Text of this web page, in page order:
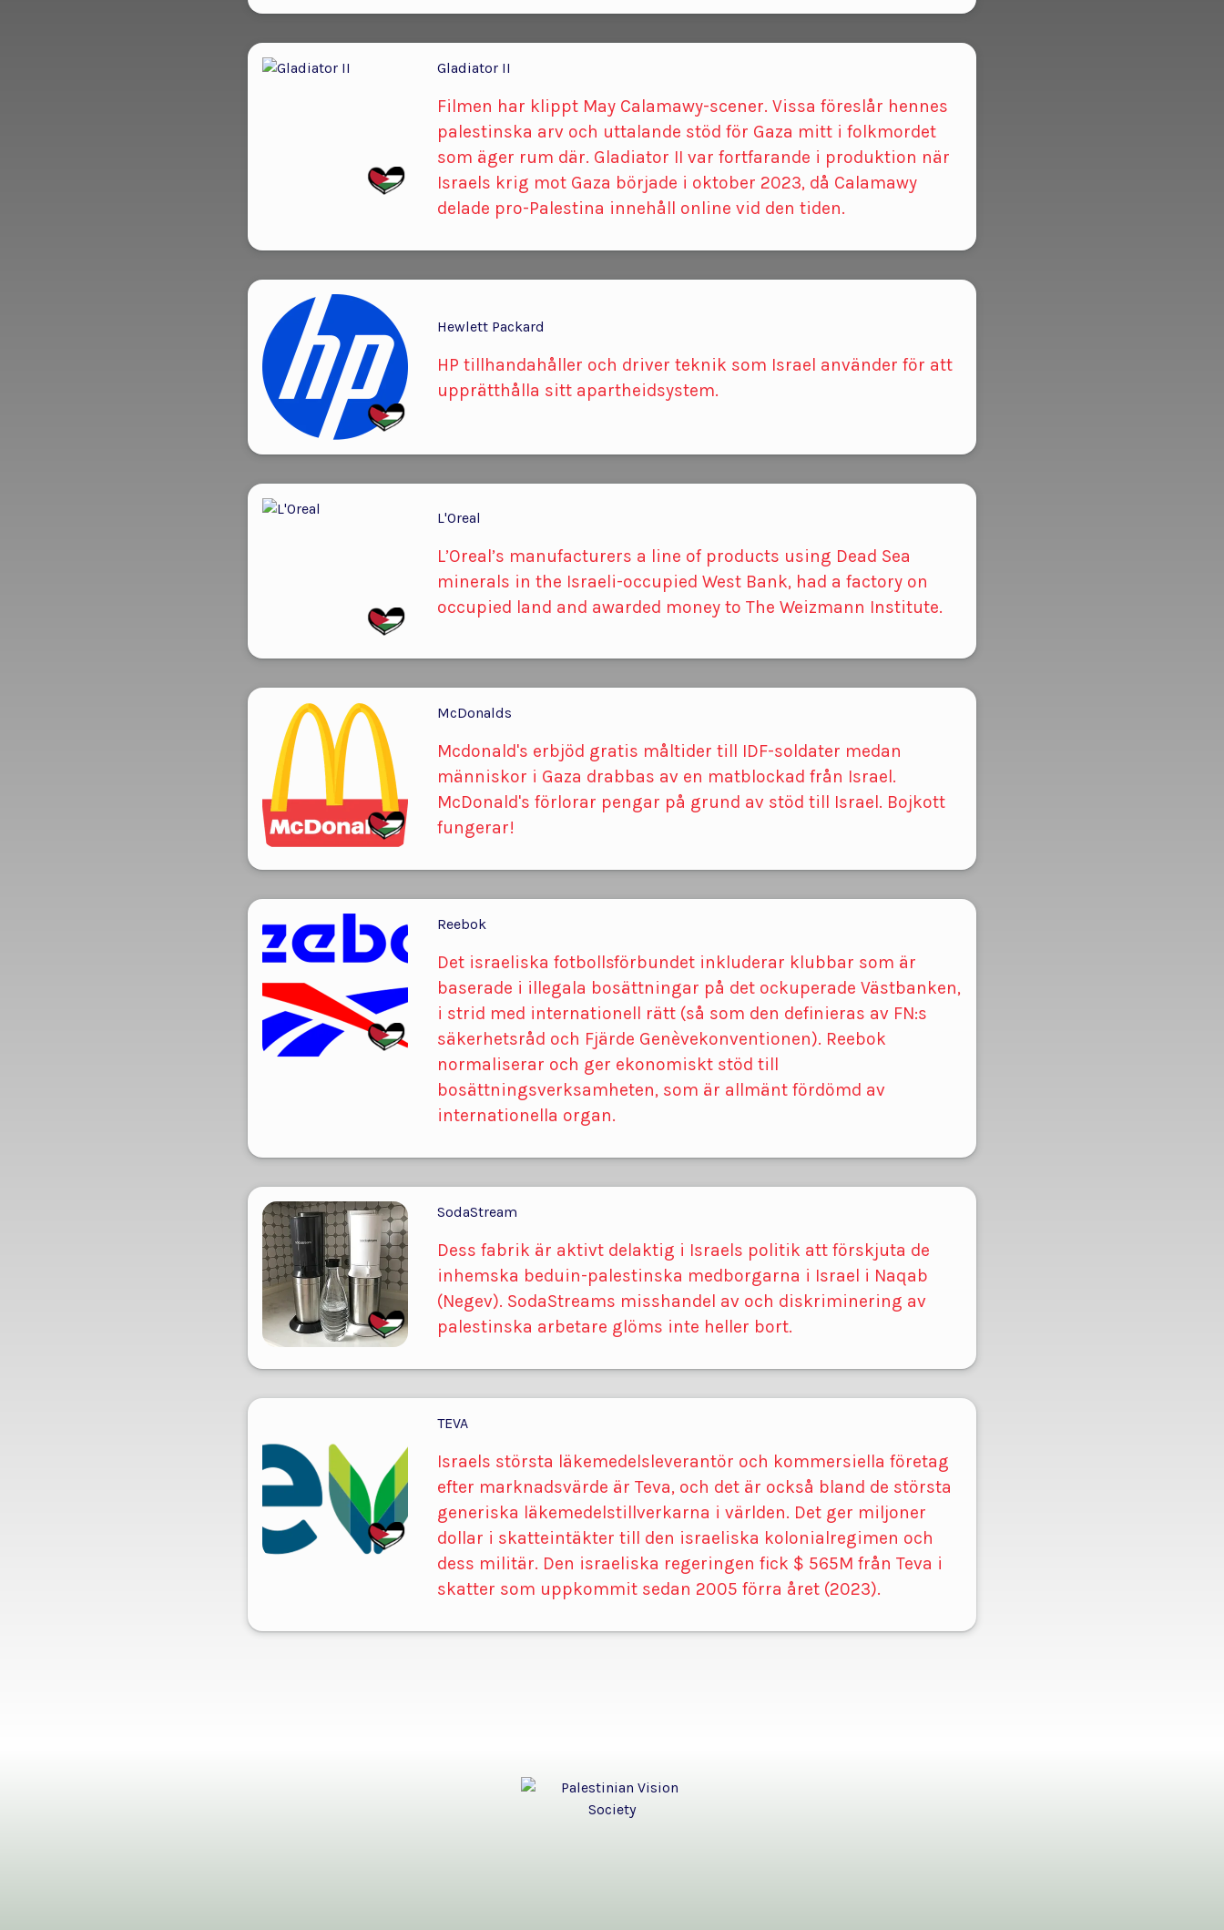
Gladiator II
Filmen har klippt May Calamawy-scener. Vissa föreslår hennes
palestinska arv och uttalande stöd för Gaza mitt i folkmordet
som äger rum där. Gladiator II var fortfarande i produktion när
Israels krig mot Gaza började i oktober 2023, då Calamawy
delade pro-Palestina innehåll online vid den tiden.
Hewlett Packard
HP tillhandahåller och driver teknik som Israel använder för att
upprätthålla sitt apartheidsystem.
L'Oreal
L’Oreal’s manufacturers a line of products using Dead Sea
minerals in the Israeli-occupied West Bank, had a factory on
occupied land and awarded money to The Weizmann Institute.
McDonalds
Mcdonald's erbjöd gratis måltider till IDF-soldater medan
människor i Gaza drabbas av en matblockad från Israel.
McDonald's förlorar pengar på grund av stöd till Israel. Bojkott
fungerar!
Reebok
Det israeliska fotbollsförbundet inkluderar klubbar som är
baserade i illegala bosättningar på det ockuperade Västbanken,
i strid med internationell rätt (så som den definieras av FN:s
säkerhetsråd och Fjärde Genèvekonventionen). Reebok
normaliserar och ger ekonomiskt stöd till
bosättningsverksamheten, som är allmänt fördömd av
internationella organ.
SodaStream
Dess fabrik är aktivt delaktig i Israels politik att förskjuta de
inhemska beduin-palestinska medborgarna i Israel i Naqab
(Negev). SodaStreams misshandel av och diskriminering av
palestinska arbetare glöms inte heller bort.
TEVA
Israels största läkemedelsleverantör och kommersiella företag
efter marknadsvärde är Teva, och det är också bland de största
generiska läkemedelstillverkarna i världen. Det ger miljoner
dollar i skatteintäkter till den israeliska kolonialregimen och
dess militär. Den israeliska regeringen fick $ 565M från Teva i
skatter som uppkommit sedan 2005 förra året (2023).